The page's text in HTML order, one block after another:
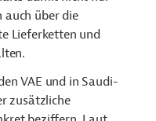
auch über die
Lieferketten und
VAE und in Saudi-
zusätzliche